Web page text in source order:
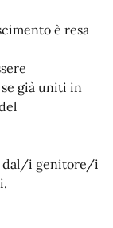
è resa
già uniti in
dal/i genitore/i